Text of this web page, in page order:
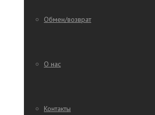
Обмен/возврат
О нас
Контакты